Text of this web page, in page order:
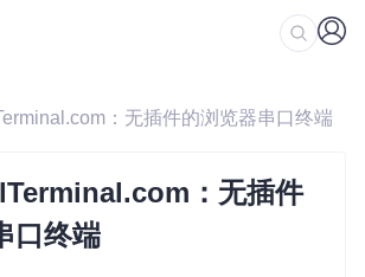
：无插件的浏览器串口终端
：无插件
口终端